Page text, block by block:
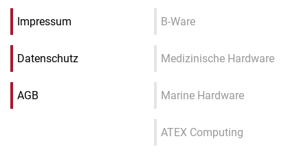
Impressum
Datenschutz
AGB
B-Ware
Medizinische Hardware
Marine Hardware
ATEX Computing